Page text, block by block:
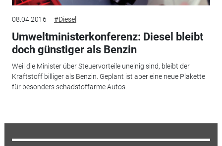
08.04.2016 #Diesel
Umweltministerkonferenz: Diesel bleibt
doch günstiger als Benzin
Weil die Minister über Steuervorteile uneinig sind, bleibt der
Kraftstoff billiger als Benzin. Geplant ist aber eine neue Plakette
für besonders schadstoffarme Autos.